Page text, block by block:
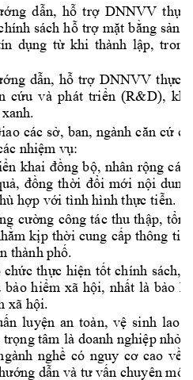
dẫn, hỗ trợ DNNVV thực
sách hỗ trợ mặt bằng sản
dụng từ khi thành lập,
dẫn, hỗ trợ DNNVV thực
cứu và phát triển (R&D),
các sở, ban, ngành căn cứ
nhiệm vụ:
khai đồng bộ, nhân rộng các
ả, đồng thời đổi mới nội
hợp với tình hình thực tiễn.
cường công tác thu thập,
kịp thời cung cấp thông tin
thành phố.
chức thực hiện tốt chính sách,
bảo hiểm xã hội, nhất là bảo hi
xã hội.
luyện an toàn, vệ sinh lao
trọng tâm là doanh nghiệp nhỏ
nghề có nguy cơ cao về
dẫn và tư vấn chuyên